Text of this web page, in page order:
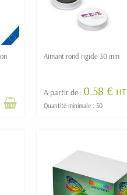
Aimant rond rigide 30 mm
A partir de : 0.58 € HT
Quantité minimale : 50